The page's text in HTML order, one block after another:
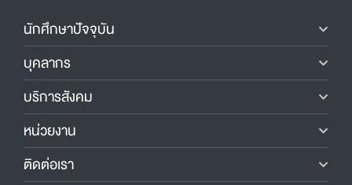
นักศึกษาปัจจุบัน
บุคลากร
บริการสังคม
หน่วยงาน
ติดต่อเรา